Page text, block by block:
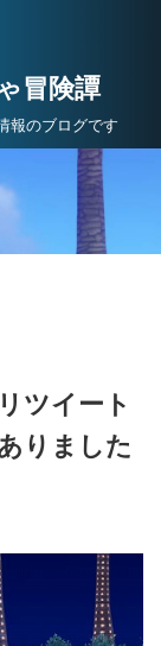
冒険譚
報のブログです
ツイート
りました